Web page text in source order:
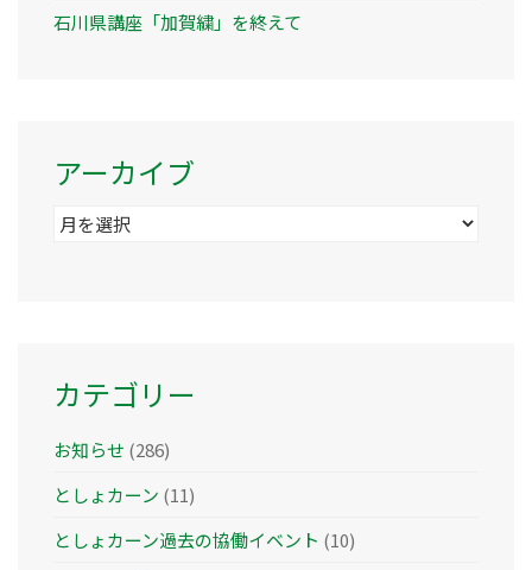
石川県講座「加賀繍」を終えて
アーカイブ
ア
カテゴリー
お知らせ (286)
としょカーン (11)
としょカーン過去の協働イベント (10)